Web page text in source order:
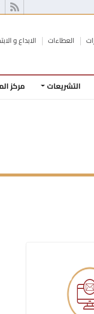
العطاءات الابداع و
التشريعات مركز